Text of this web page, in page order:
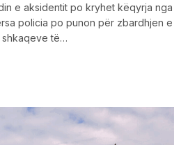
e aksidentit po kryhet këqyrja nga
policia po punon për zbardhjen e
të…